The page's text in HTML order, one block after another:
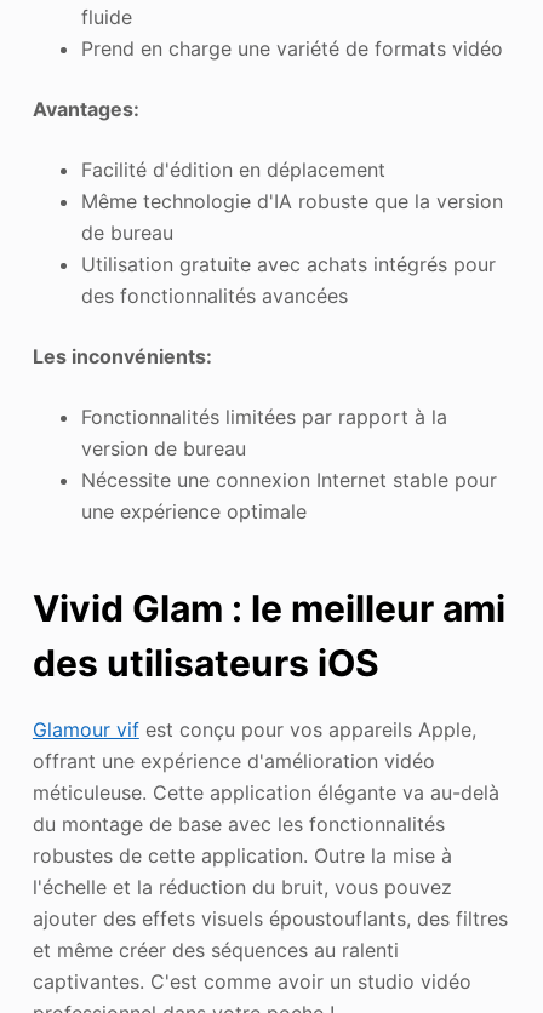
fluide
Prend en charge une variété de formats vidéo
Avantages:
Facilité d'édition en déplacement
Même technologie d'IA robuste que la version
de bureau
Utilisation gratuite avec achats intégrés pour
des fonctionnalités avancées
Les inconvénients:
Fonctionnalités limitées par rapport à la
version de bureau
Nécessite une connexion Internet stable pour
une expérience optimale
Vivid Glam : le meilleur ami
des utilisateurs iOS
Glamour vifest conçu pour vos appareils Apple,
offrant une expérience d'amélioration vidéo
méticuleuse. Cette application élégante va au-delà
du montage de base avec les fonctionnalités
robustes de cette application. Outre la mise à
l'échelle et la réduction du bruit, vous pouvez
ajouter des effets visuels époustouflants, des filtres
et même créer des séquences au ralenti
captivantes. C'est comme avoir un studio vidéo